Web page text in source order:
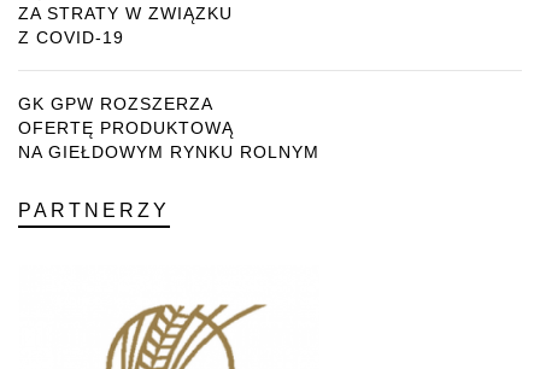
ZA STRATY W ZWIĄZKU
Z COVID-19
GK GPW ROZSZERZA
OFERTĘ PRODUKTOWĄ
NA GIEŁDOWYM RYNKU ROLNYM
PARTNERZY